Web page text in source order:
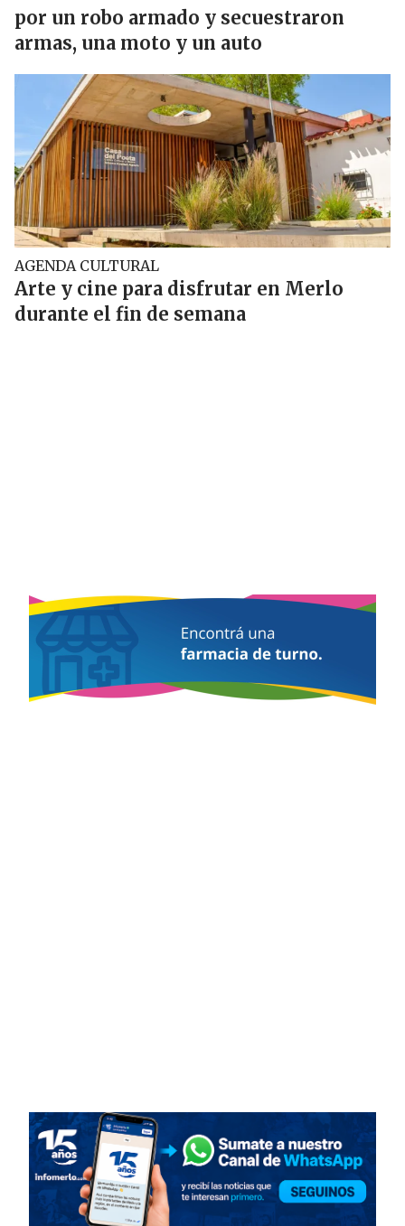
por un robo armado y secuestraron
armas, una moto y un auto
AGENDA CULTURAL
Arte y cine para disfrutar en Merlo
durante el fin de semana